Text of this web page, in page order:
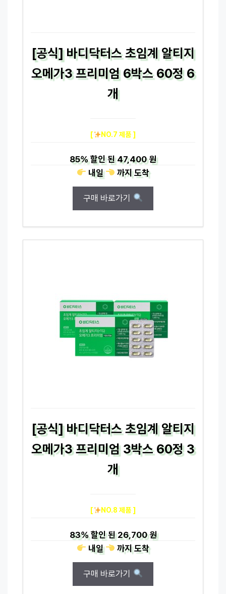
[공식] 바디닥터스 초임계 알티지
오메가3 프리미엄 6박스 60정 6
개
[ NO.7 제품 ]
85%할인 된47,400 원
내일
까지도착
구매 바로가기
[공식] 바디닥터스 초임계 알티지
오메가3 프리미엄 3박스 60정 3
개
[ NO.8 제품 ]
83%할인 된26,700 원
내일
까지도착
구매 바로가기